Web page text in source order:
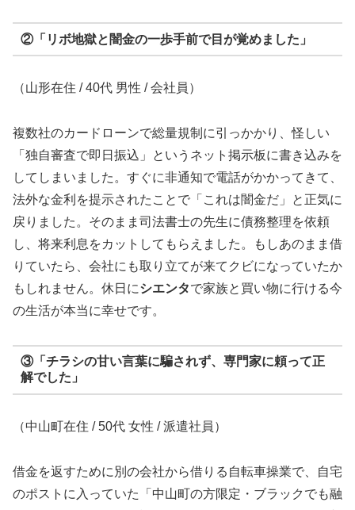
②「リボ地獄と闇金の一歩手前で目が覚めました」
（山形在住 / 40代 男性 / 会社員）
複数社のカードローンで総量規制に引っかかり、怪しい
「独自審査で即日振込」というネット掲示板に書き込みを
してしまいました。すぐに非通知で電話がかかってきて、
法外な金利を提示されたことで「これは闇金だ」と正気に
戻りました。そのまま司法書士の先生に債務整理を依頼
し、将来利息をカットしてもらえました。もしあのまま借
りていたら、会社にも取り立てが来てクビになっていたか
もしれません。休日にシエンタで家族と買い物に行ける今
の生活が本当に幸せです。
③「チラシの甘い言葉に騙されず、専門家に頼って正
解でした」
（中山町在住 / 50代 女性 / 派遣社員）
借金を返すために別の会社から借りる自転車操業で、自宅
のポストに入っていた「中山町の方限定・ブラックでも融